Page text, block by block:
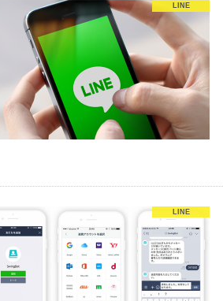
LINE
LINE